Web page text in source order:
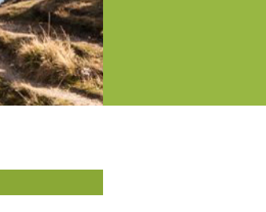
Diagnostik
versenden
mit
der
Wochen.